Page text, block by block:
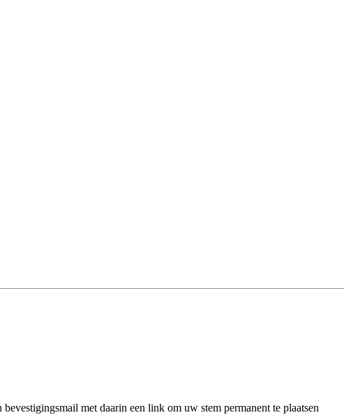
met daarin een link om uw stem permanent te plaatsen